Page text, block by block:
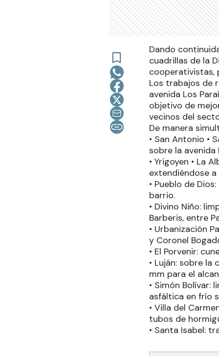
Dando
cuadrillas de la
cooperativistas,
Los trabajos de
avenida Los
objetivo de
vecinos del
De manera
• San Antonio •
sobre la
• Yrigoyen • La
extendiéndose a
• Pueblo de
barrio.
• Divino Niño:
Barberis, entre
• Urbanización
y Coronel
• El Porvenir:
• Luján: sobre
mm para el
• Simón Bolívar:
asfáltica en frío
• Villa del
tubos de
• Santa Isabel: